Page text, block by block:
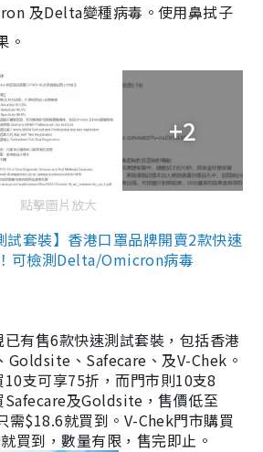
及Delta變種病毒。使用鼻拭子
。
+2
點擊圖片放大
試套裝】香港口罩品牌開賣2款快速
可檢測Delta/Omicron病毒
有售6款快速測試套裝，包括香港
Goldsite、Safecare、及V-Chek。
支可享75折，而門市則10支8
Safecare及Goldsite，售價低至
需$18.6就買到。V-Chek門市購買
買到，數量有限，售完即止。